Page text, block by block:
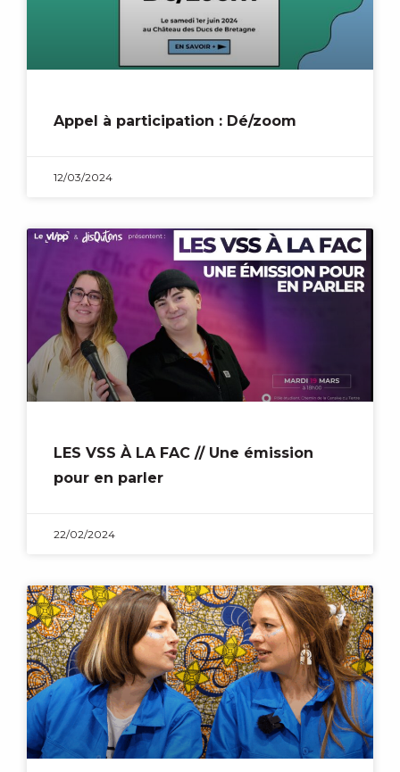
Appel à participation : Dé/zoom
12/03/2024
LES VSS À LA FAC // Une émission
pour en parler
22/02/2024